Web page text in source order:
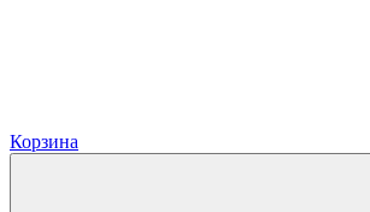
Корзина